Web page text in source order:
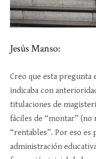
Jesús Manso:
Creo que esta pregunta
indicaba con
titulaciones de
fáciles de “montar”
“rentables”. Por eso
administración